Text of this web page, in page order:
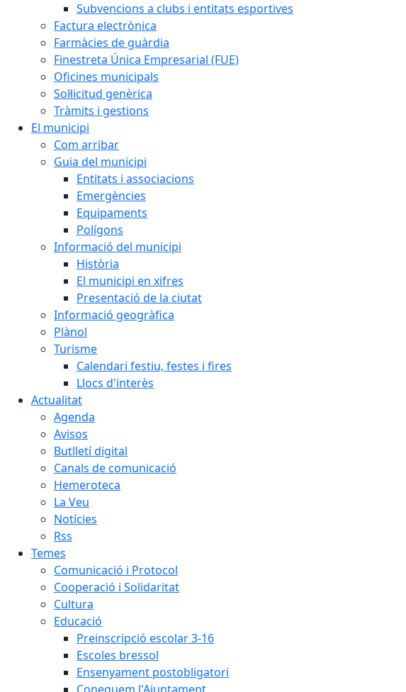
Subvencions a clubs i entitats esportives
Factura electrònica
Farmàcies de guàrdia
Finestreta Única Empresarial (FUE)
Oficines municipals
Sol·licitud genèrica
Tràmits i gestions
El municipi
Com arribar
Guia del municipi
Entitats i associacions
Emergències
Equipaments
Polígons
Informació del municipi
Història
El municipi en xifres
Presentació de la ciutat
Informació geogràfica
Plànol
Turisme
Calendari festiu, festes i fires
Llocs d'interès
Actualitat
Agenda
Avisos
Butlletí digital
Canals de comunicació
Hemeroteca
La Veu
Notícies
Rss
Temes
Comunicació i Protocol
Cooperació i Solidaritat
Cultura
Educació
Preinscripció escolar 3-16
Escoles bressol
Ensenyament postobligatori